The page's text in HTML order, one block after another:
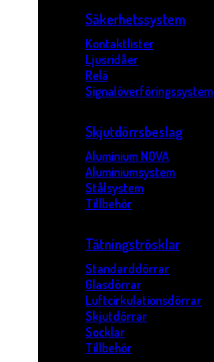
Säkerhetssystem
Kontaktlister
Ljusridåer
Relä
Signalöverföringssystem
Skjutdörrsbeslag
Aluminium NOVA
Aluminiumsystem
Stålsystem
Tillbehör
Tätningströsklar
Standarddörrar
Glasdörrar
Luftcirkulationsdörrar
Skjutdörrar
Socklar
Tillbehör